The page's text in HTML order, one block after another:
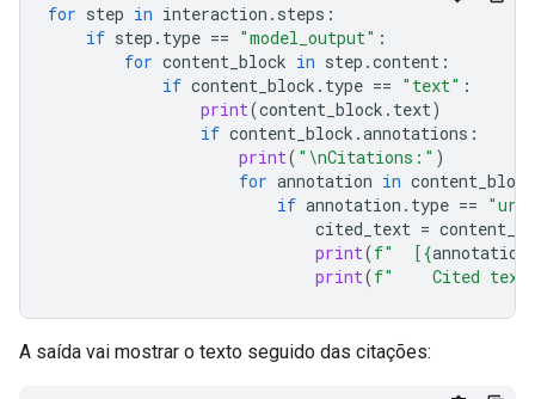
for step in interaction . steps :
if step . type == "model_output" :
for content_block in step .content :
if content_block . type == "text" :
print(content_block . text)
if content_block .annotations :
print( " \nCitations:" )
for annotation in content_block
if annotation . type ==
cited_text =
print(f"  [{annotation
print(f"    Cited
A saída vai mostrar o texto seguido das citações: